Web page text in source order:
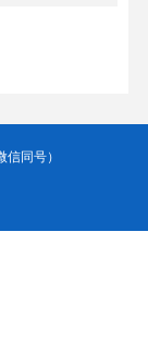
同号）